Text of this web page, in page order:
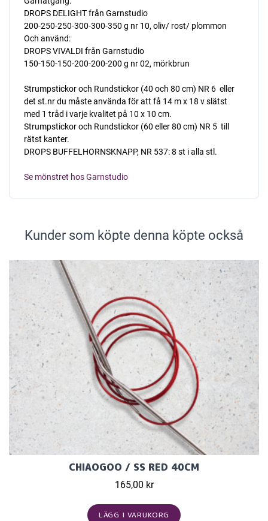
DROPS DELIGHT från Garnstudio
200-250-250-300-300-350 g nr 10, oliv/ rost/ plommon
Och använd:
DROPS VIVALDI från Garnstudio
150-150-150-200-200-200 g nr 02, mörkbrun
Strumpstickor och Rundstickor (40 och 80 cm) NR 6  eller
det st.nr du måste använda för att få 14 m x 18 v slätst
med 1 tråd i varje kvalitet på 10 x 10 cm.
Strumpstickor och Rundstickor (60 eller 80 cm) NR 5  till
rätst kanter.
DROPS BUFFELHORNSKNAPP, NR 537: 8 st i alla stl.
Se mönstret hos Garnstudio
Kunder som köpte denna köpte också
CHIAOGOO / SS RED 40CM
165,00 kr
LÄGG I VARUKORG